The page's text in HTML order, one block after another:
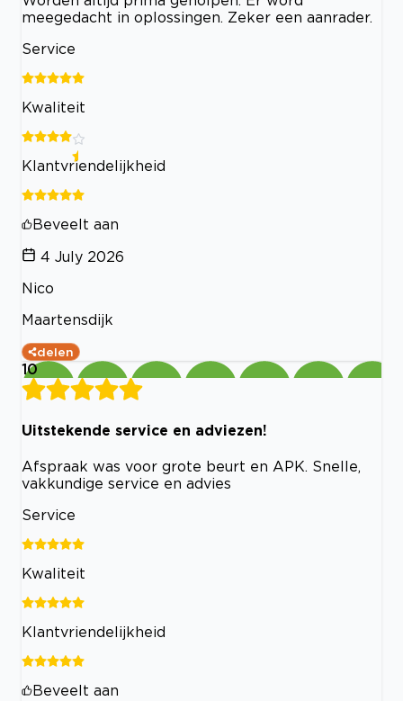
meegedacht in oplossingen. Zeker een aanrader.
Service
Kwaliteit
Klantvriendelijkheid
Beveelt aan
4 July 2026
Nico
Maartensdijk
delen
10
Uitstekende service en adviezen!
Afspraak was voor grote beurt en APK. Snelle,
vakkundige service en advies
Service
Kwaliteit
Klantvriendelijkheid
Beveelt aan